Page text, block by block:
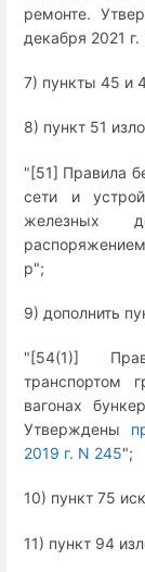
ремонте.
декабря 2021
7) пункты 45 и
8) пункт 51
"[51] Правила
сети и
железных
р";
9) дополнить
"[54(1)]
транспортом
вагонах
Утверждены
2019 г. N 245";
10) пункт 75
11) пункт 94